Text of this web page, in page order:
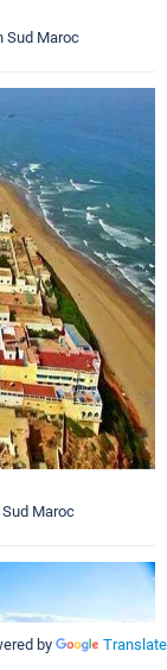
Sud Maroc
Maroc
by Translate